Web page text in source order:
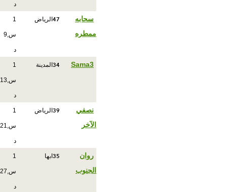
د
سحابه
ممطره
47 الرياض 1
س,9
د
Sama3
34 المدينة 1
س,13
د
نصفي
الآخر
39 الرياض 1
س,21
د
روان
الجنوب
35 ابها 1
س,27
د